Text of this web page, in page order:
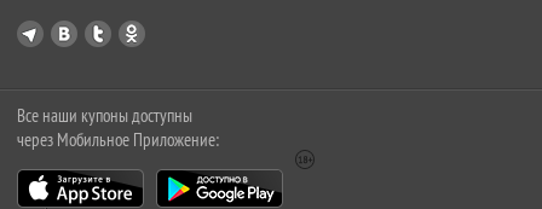
Все наши купоны доступны
через Мобильное Приложение: